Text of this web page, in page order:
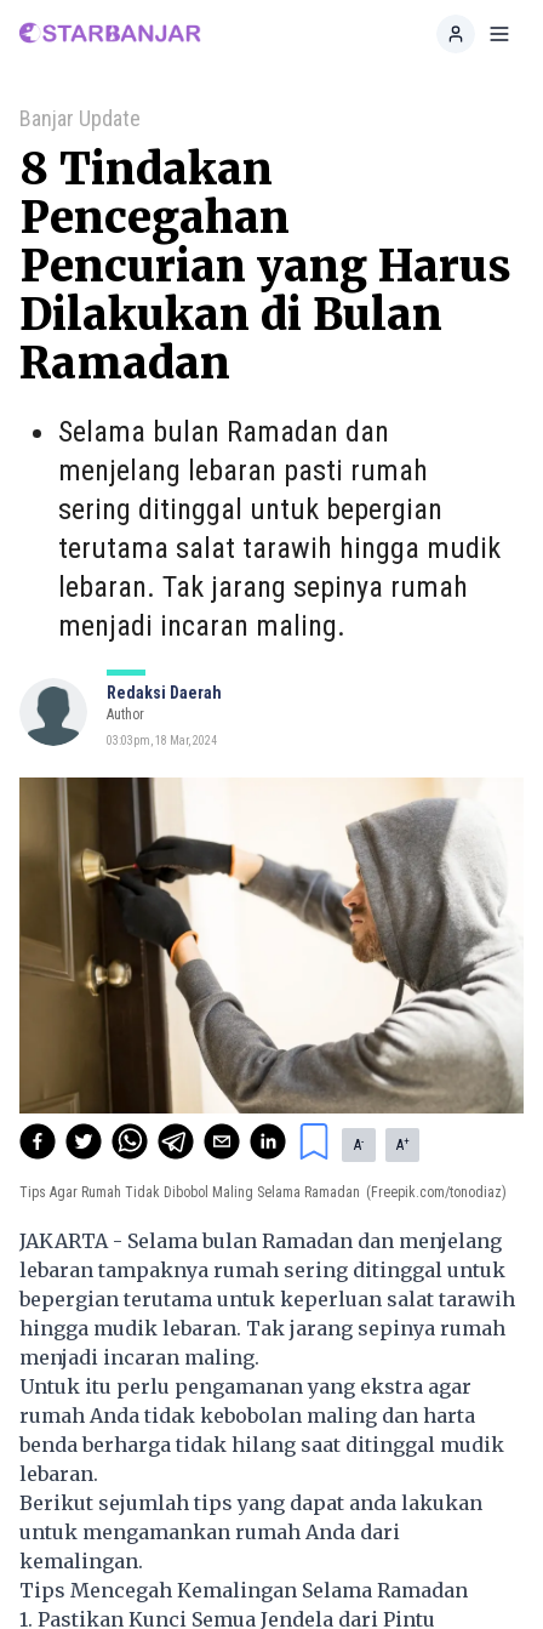
Home
Banjar Update
8 Tindakan
Pencegahan
Pencurian yang Harus
Dilakukan di Bulan
Ramadan
Selama bulan Ramadan dan
menjelang lebaran pasti rumah
sering ditinggal untuk bepergian
terutama salat tarawih hingga mudik
lebaran. Tak jarang sepinya rumah
menjadi incaran maling.
Redaksi Daerah
Author
03:03pm, 18 Mar, 2024
A- A+
Tips Agar Rumah Tidak Dibobol Maling Selama Ramadan (Freepik.com/tonodiaz)
JAKARTA - Selama bulan Ramadan dan menjelang
lebaran tampaknya rumah sering ditinggal untuk
bepergian terutama untuk keperluan salat tarawih
hingga mudik lebaran. Tak jarang sepinya rumah
menjadi incaran maling.
Untuk itu perlu pengamanan yang ekstra agar
rumah Anda tidak kebobolan maling dan harta
benda berharga tidak hilang saat ditinggal mudik
lebaran.
Berikut sejumlah tips yang dapat anda lakukan
untuk mengamankan rumah Anda dari
kemalingan.
Tips Mencegah Kemalingan Selama Ramadan
1. Pastikan Kunci Semua Jendela dari Pintu